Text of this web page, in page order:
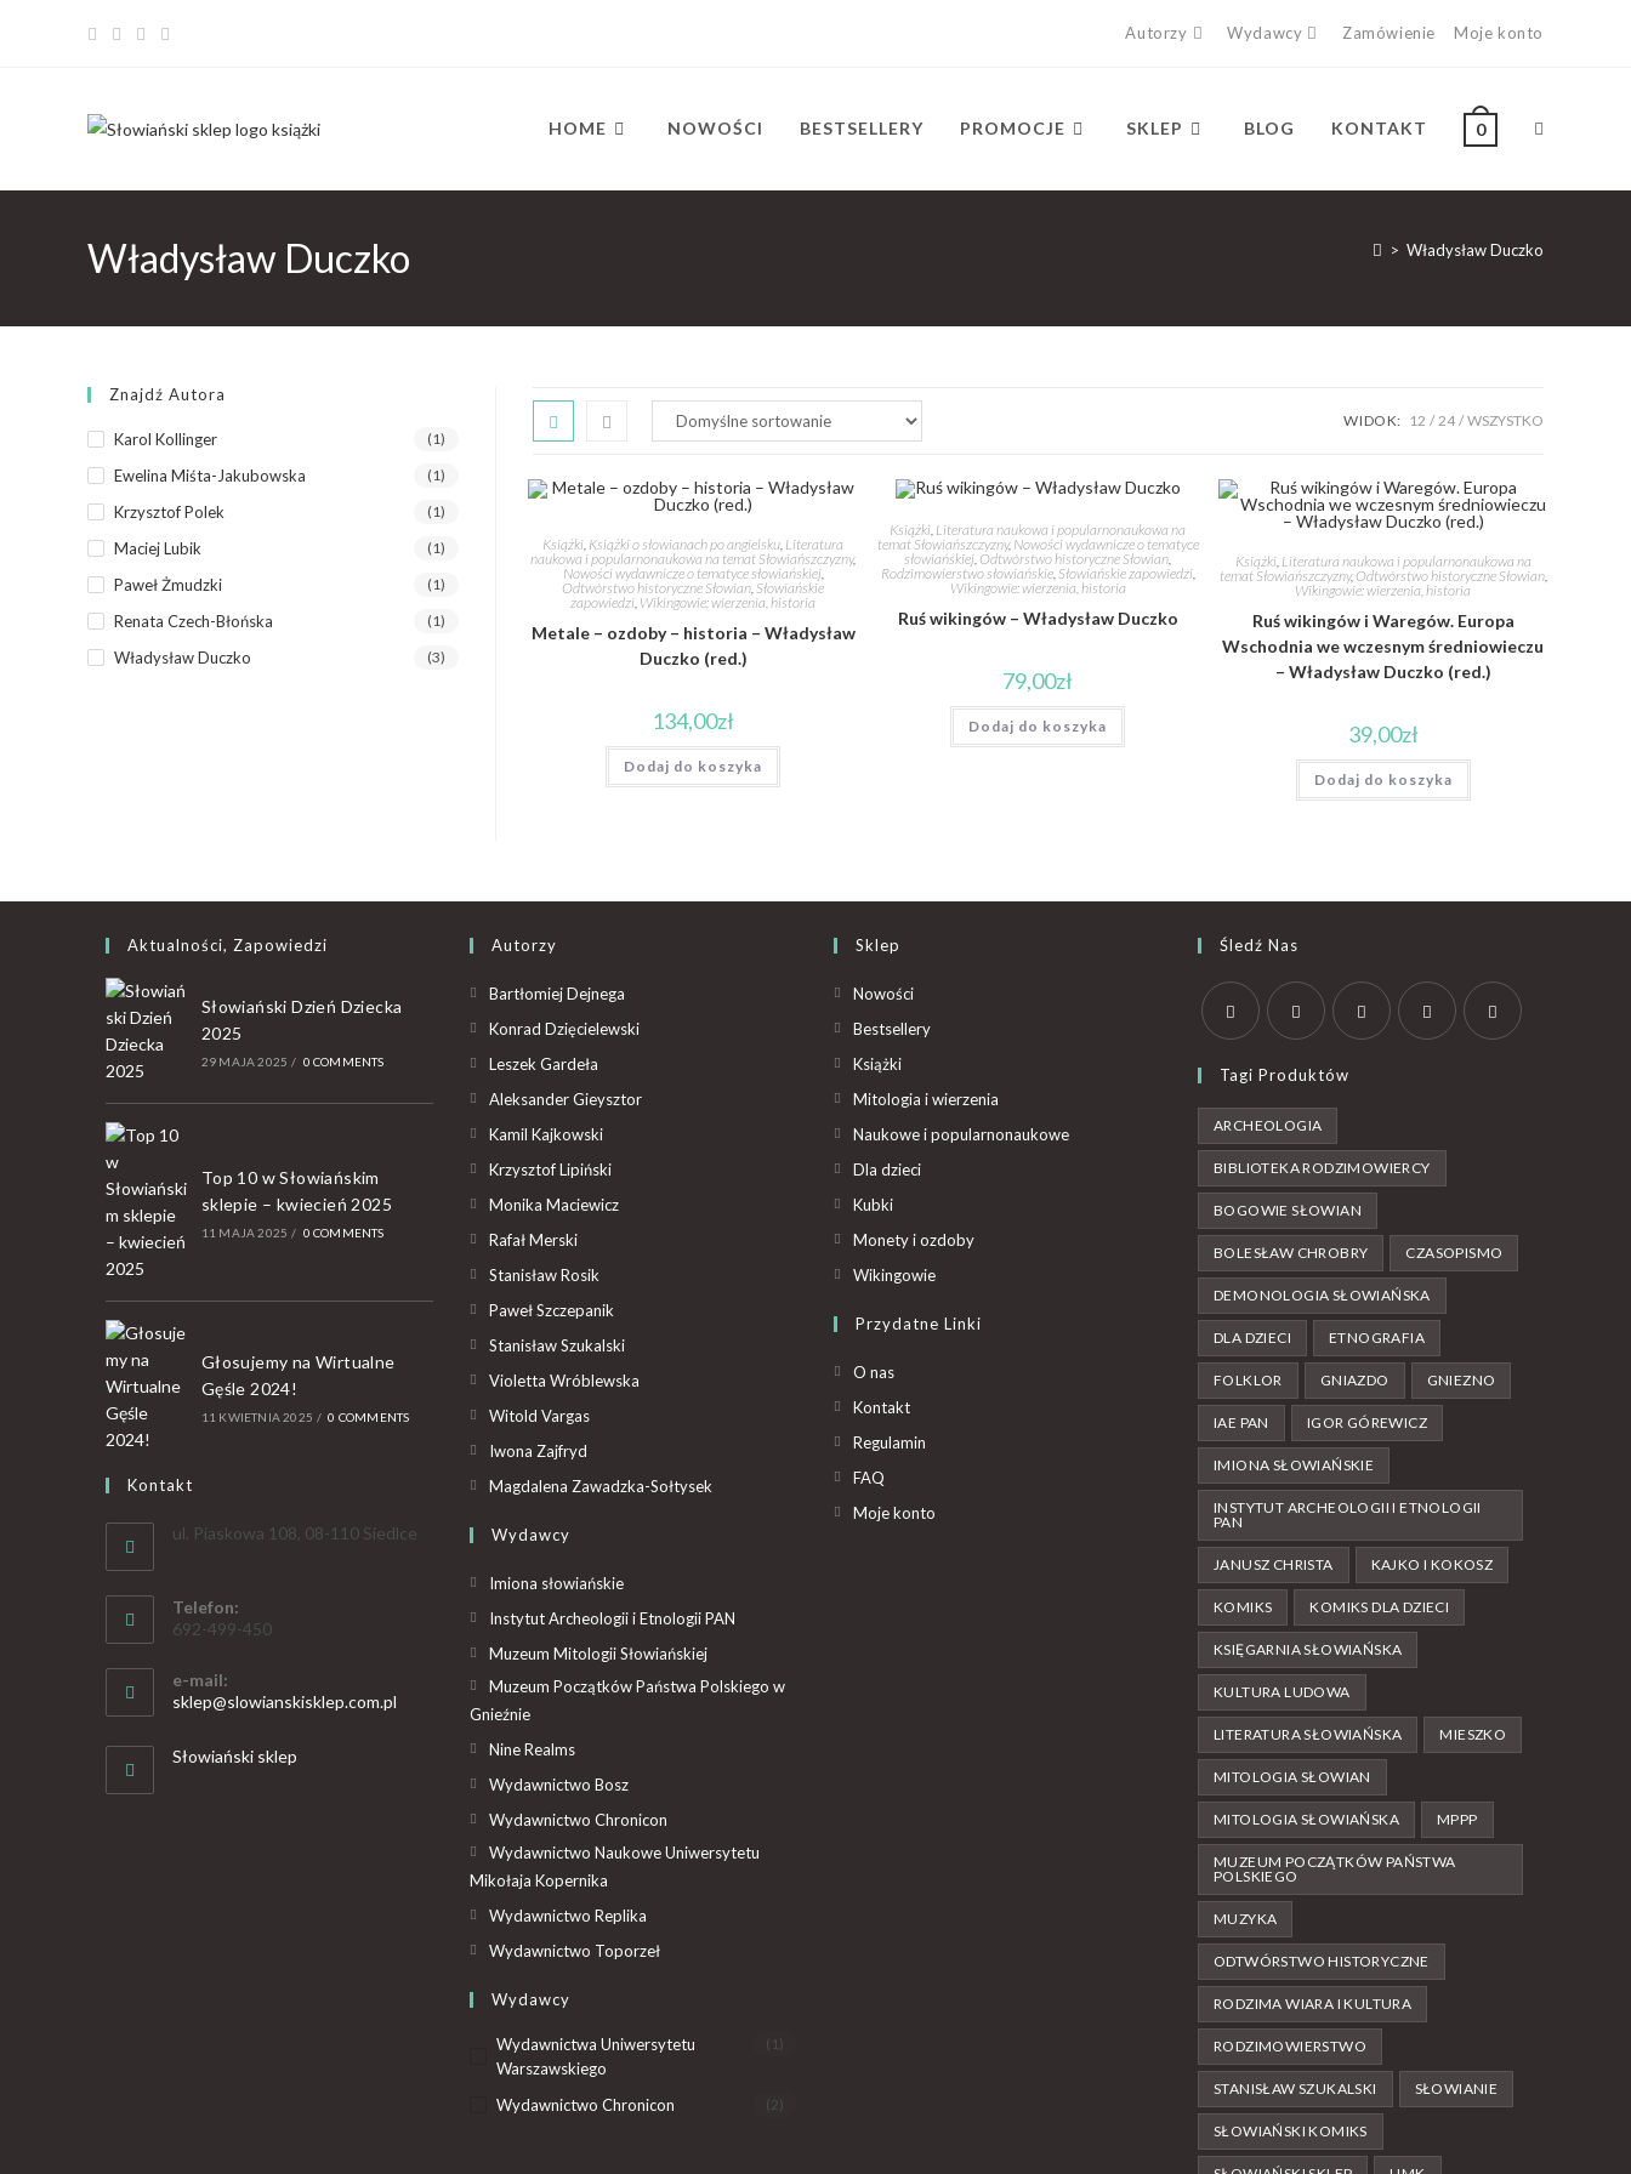
Autorzy Wydawcy Zamówienie Moje konto
HOME NOWOŚCI BESTSELLERY PROMOCJE SKLEP BLOG KONTAKT 0
Władysław Duczko > Władysław Duczko
WIDOK: 12 24 WSZYSTKO
Książki, Książki o słowianach po angielsku, Literatura
naukowa i popularnonaukowa na temat Słowiańszczyzny,
Nowości wydawnicze o tematyce słowiańskiej,
Odtwórstwo historyczne Słowian, Słowiańskie
zapowiedzi, Wikingowie: wierzenia, historia
Metale – ozdoby – historia – Władysław
Duczko (red.)
134,00zł
Dodaj do koszyka
Książki, Literatura naukowa i popularnonaukowa na
temat Słowiańszczyzny, Nowości wydawnicze o tematyce
słowiańskiej, Odtwórstwo historyczne Słowian,
Rodzimowierstwo słowiańskie, Słowiańskie zapowiedzi,
Wikingowie: wierzenia, historia
Ruś wikingów – Władysław Duczko
79,00zł
Dodaj do koszyka
Książki, Literatura naukowa i popularnonaukowa na
temat Słowiańszczyzny, Odtwórstwo historyczne Słowian,
Wikingowie: wierzenia, historia
Ruś wikingów i Waregów. Europa
Wschodnia we wczesnym średniowieczu
– Władysław Duczko (red.)
39,00zł
Dodaj do koszyka
Znajdź Autora
Karol Kollinger (1)
Ewelina Miśta-Jakubowska (1)
Krzysztof Polek (1)
Maciej Lubik (1)
Paweł Żmudzki (1)
Renata Czech-Błońska (1)
Władysław Duczko (3)
Aktualności, Zapowiedzi
Słowiański Dzień Dziecka
2025
29 MAJA 2025 / 0 COMMENTS
Top 10 w Słowiańskim
sklepie – kwiecień 2025
11 MAJA 2025 / 0 COMMENTS
Głosujemy na Wirtualne
Gęśle 2024!
11 KWIETNIA 2025 / 0 COMMENTS
Kontakt
ul. Piaskowa 108, 08-110 Siedlce
Telefon:
692-499-450
e-mail:
sklep@slowianskisklep.com.pl
Słowiański sklep
Autorzy
Bartłomiej Dejnega
Konrad Dzięcielewski
Leszek Gardeła
Aleksander Gieysztor
Kamil Kajkowski
Krzysztof Lipiński
Monika Maciewicz
Rafał Merski
Stanisław Rosik
Paweł Szczepanik
Stanisław Szukalski
Violetta Wróblewska
Witold Vargas
Iwona Zajfryd
Magdalena Zawadzka-Sołtysek
Wydawcy
Imiona słowiańskie
Instytut Archeologii i Etnologii PAN
Muzeum Mitologii Słowiańskiej
Muzeum Początków Państwa Polskiego w
Gnieźnie
Nine Realms
Wydawnictwo Bosz
Wydawnictwo Chronicon
Wydawnictwo Naukowe Uniwersytetu
Mikołaja Kopernika
Wydawnictwo Replika
Wydawnictwo Toporzeł
Wydawcy
Wydawnictwa Uniwersytetu
Warszawskiego
(1)
Wydawnictwo Chronicon (2)
Sklep
Nowości
Bestsellery
Książki
Mitologia i wierzenia
Naukowe i popularnonaukowe
Dla dzieci
Kubki
Monety i ozdoby
Wikingowie
Przydatne Linki
O nas
Kontakt
Regulamin
FAQ
Moje konto
Śledź Nas
Tagi Produktów
ARCHEOLOGIA
BIBLIOTEKA RODZIMOWIERCY
BOGOWIE SŁOWIAN
BOLESŁAW CHROBRY CZASOPISMO
DEMONOLOGIA SŁOWIAŃSKA
DLA DZIECI ETNOGRAFIA
FOLKLOR GNIAZDO GNIEZNO
IAE PAN IGOR GÓREWICZ
IMIONA SŁOWIAŃSKIE
INSTYTUT ARCHEOLOGII I ETNOLOGII
PAN
JANUSZ CHRISTA KAJKO I KOKOSZ
KOMIKS KOMIKS DLA DZIECI
KSIĘGARNIA SŁOWIAŃSKA
KULTURA LUDOWA
LITERATURA SŁOWIAŃSKA MIESZKO
MITOLOGIA SŁOWIAN
MITOLOGIA SŁOWIAŃSKA MPPP
MUZEUM POCZĄTKÓW PAŃSTWA
POLSKIEGO
MUZYKA
ODTWÓRSTWO HISTORYCZNE
RODZIMA WIARA I KULTURA
RODZIMOWIERSTWO
STANISŁAW SZUKALSKI SŁOWIANIE
SŁOWIAŃSKI KOMIKS